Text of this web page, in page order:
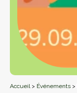
Accueil > Événements >